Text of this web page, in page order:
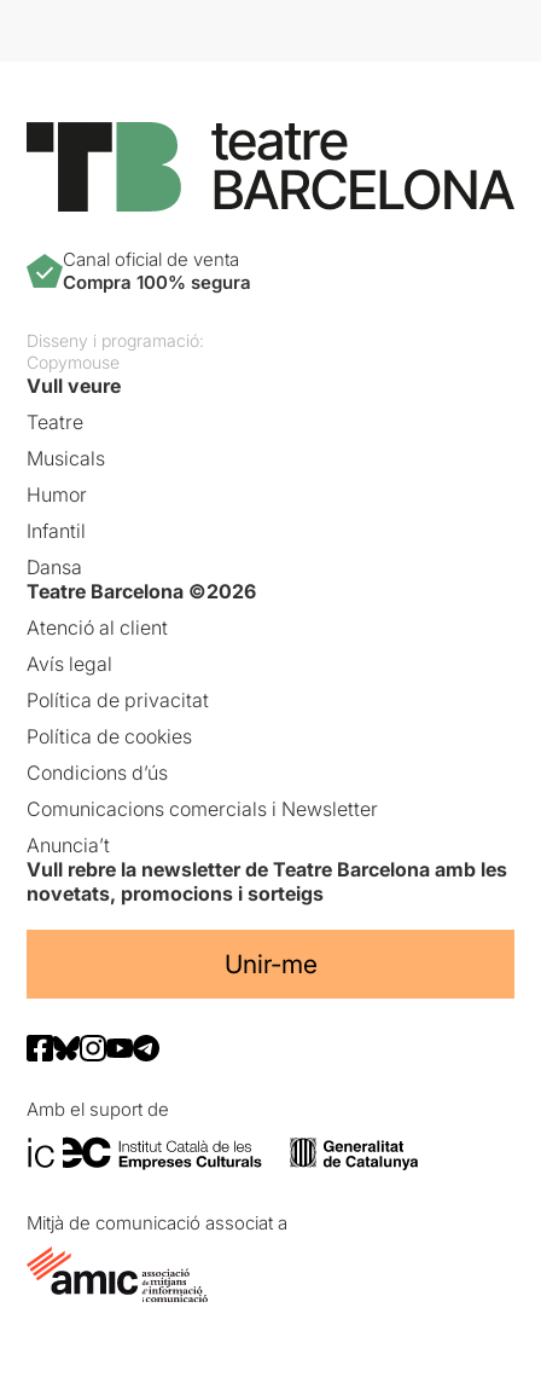
Canal oficial de venta
Compra 100% segura
Disseny i programació:
Copymouse
Vull veure
Teatre
Musicals
Humor
Infantil
Dansa
Teatre Barcelona ©2026
Atenció al client
Avís legal
Política de privacitat
Política de cookies
Condicions d’ús
Comunicacions comercials i Newsletter
Anuncia’t
Vull rebre la newsletter de Teatre Barcelona amb les
novetats, promocions i sorteigs
Unir-me
Amb el suport de
Mitjà de comunicació associat a